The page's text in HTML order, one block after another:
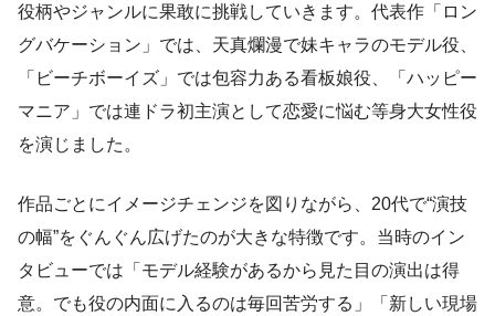
役柄やジャンルに果敢に挑戦していきます。代表作「ロン
グバケーション」では、天真爛漫で妹キャラのモデル役、
「ビーチボーイズ」では包容力ある看板娘役、「ハッピー
マニア」では連ドラ初主演として恋愛に悩む等身大女性役
を演じました。
作品ごとにイメージチェンジを図りながら、20代で“演技
の幅”をぐんぐん広げたのが大きな特徴です。当時のイン
タビューでは「モデル経験があるから見た目の演出は得
意。でも役の内面に入るのは毎回苦労する」「新しい現場